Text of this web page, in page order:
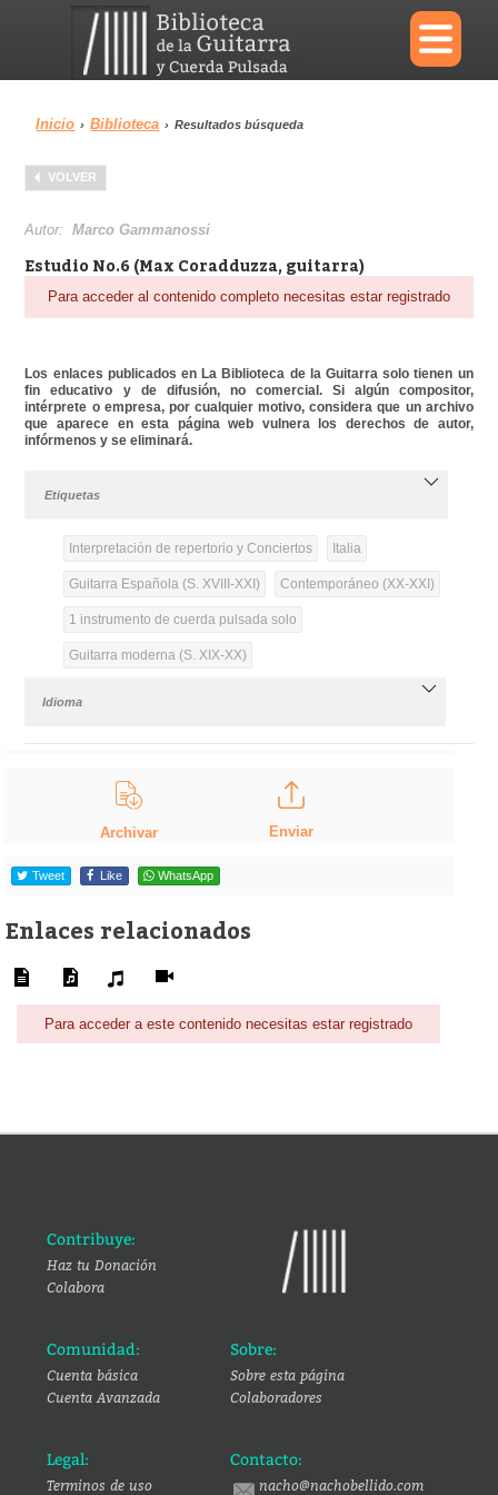
×
Menu
Biblioteca
Inicio › Biblioteca › Resultados búsqueda
VOLVER
Autor:Marco Gammanossi
Estudio No.6 (Max Coradduzza, guitarra)
Para acceder al contenido completo necesitas estar registrado
Los enlaces publicados en La Biblioteca de la Guitarra solo tienen un
fin educativo y de difusión, no comercial. Si algún compositor,
intérprete o empresa, por cualquier motivo, considera que un archivo
que aparece en esta página web vulnera los derechos de autor,
infórmenos y se eliminará.
Etiquetas
Interpretación de repertorio y Conciertos Italia
Guitarra Española (S. XVIII-XXI) Contemporáneo (XX-XXI)
1 instrumento de cuerda pulsada solo
Guitarra moderna (S. XIX-XX)
Idioma
Archivar Enviar
Tweet Like WhatsApp
Enlaces relacionados
Para acceder a este contenido necesitas estar registrado
Contribuye:
Haz tu Donación
Colabora
Comunidad:
Cuenta básica
Cuenta Avanzada
Sobre:
Sobre esta página
Colaboradores
Legal:
Terminos de uso
Contacto:
nacho@nachobellido.com